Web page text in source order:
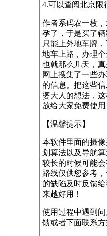
4.可以查阅北京限
作者系码农一枚
孕了，于是买了辆
只能上外地车牌
地车上路，办理
也就那么几天，
网上搜集了一些
的信息。把这些
婆大人的想法，
放给大家免费使用
【温馨提示】
本软件里面的摄
划算法以及导航
较长的时候可能
路线仅供您参考
的缺陷及时反馈
来越好用！
使用过程中遇到
馈或者下面联系方